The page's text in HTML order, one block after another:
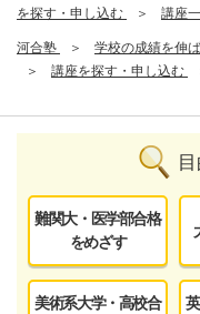
を探す・申し込む
講座
河合塾 学校の成績を伸
講座を探す・申し込む
難関大・医学部合格
をめざす
美術系大学・高校合